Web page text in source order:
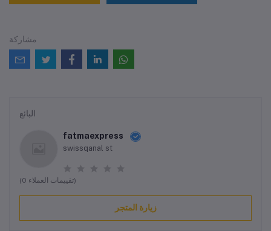
مشاركة
البائع
fatmaexpress
swissqanal st
(0 تقييمات العملاء)
زيارة المتجر